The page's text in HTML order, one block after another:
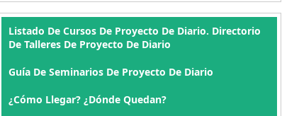
Listado De Cursos De Proyecto De Diario. Directorio
De Talleres De Proyecto De Diario
Guía De Seminarios De Proyecto De Diario
¿Cómo Llegar? ¿Dónde Quedan?